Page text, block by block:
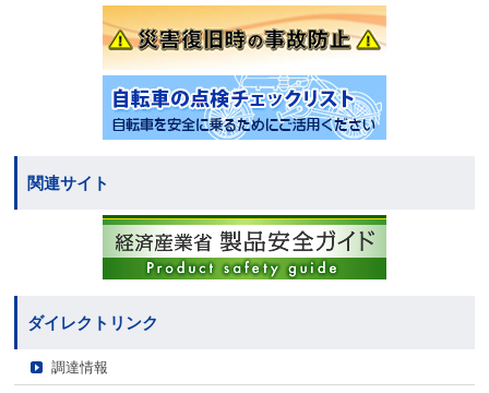
関連サイト
ダイレクトリンク
調達情報